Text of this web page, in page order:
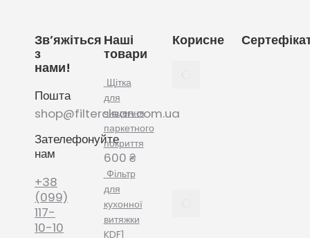
Зв’яжіться
з
нами!
Пошта
shop@filterclean.com.ua
Зателефонуйте
нам
+38
(099)
117-
10-10
Наші
товари
Щітка
для
чищення
паркетного
покриття
600 ₴
Фільтр
для
кухонної
витяжки
KDF1
Корисне